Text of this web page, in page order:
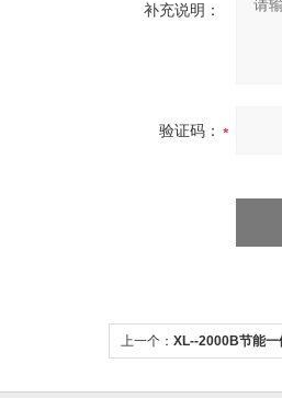
补充说明：
验证码：
上一个： XL--2000B节能一